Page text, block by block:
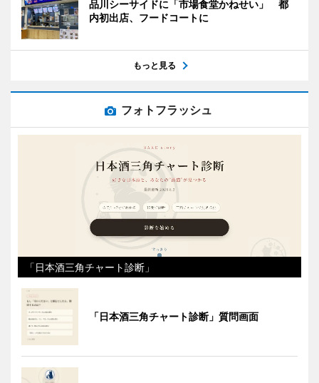
品川シーサイドに「市場食堂かねせい」 都
内初出店、フードコートに
もっと見る
フォトフラッシュ
「日本酒三角チャート診断」
「日本酒三角チャート診断」質問画面